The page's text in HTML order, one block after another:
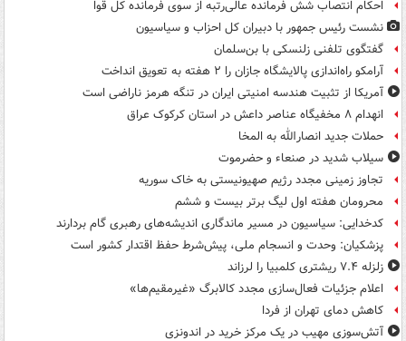
احکام انتصاب شش فرمانده عالی‌رتبه از سوی فرمانده کل قوا
نشست رئیس جمهور با دبیران کل احزاب و سیاسیون
گفتگوی تلفنی زلنسکی با بن‌سلمان
آرامکو راه‌اندازی پالایشگاه جازان را ۲ هفته به تعویق انداخت
آمریکا از تثبیت هندسه امنیتی ایران در تنگه هرمز ناراضی است
انهدام ۸ مخفیگاه عناصر داعش در استان کرکوک عراق
حملات جدید انصارالله به المخا
سیلاب شدید در صنعاء و حضرموت
تجاوز زمینی مجدد رژیم صهیونیستی به خاک سوریه
محرومان هفته اول لیگ برتر بیست و ششم
کدخدایی: سیاسیون در مسیر ماندگاری اندیشه‌های رهبری گام بردارند
پزشکیان: وحدت و انسجام ملی، پیش‌شرط حفظ اقتدار کشور است
زلزله ۷.۴ ریشتری کلمبیا را لرزاند
اعلام جزئیات فعال‌سازی مجدد کالابرگ «غیرمقیم‌ها»
کاهش دمای تهران از فردا
آتش‌سوزی مهیب در یک مرکز خرید در اندونزی